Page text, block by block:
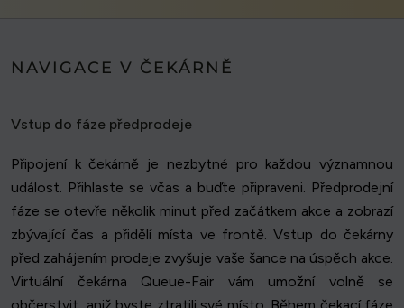
NAVIGACE V ČEKÁRNĚ
Vstup do fáze předprodeje
Připojení k čekárně je nezbytné pro každou významnou
událost. Přihlaste se včas a buďte připraveni. Předprodejní
fáze se otevře několik minut před začátkem akce a zobrazí
zbývající čas a přidělí místa ve frontě. Vstup do čekárny
před zahájením prodeje zvyšuje vaše šance na úspěch akce.
Virtuální čekárna Queue-Fair vám umožní volně se
občerstvit, aniž byste ztratili své místo. Během čekací fáze